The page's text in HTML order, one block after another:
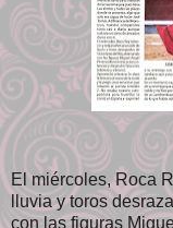
El miércoles, Roca
lluvia y toros
con las figuras